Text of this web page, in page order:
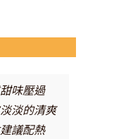
味壓過
淡的清爽
議配熱